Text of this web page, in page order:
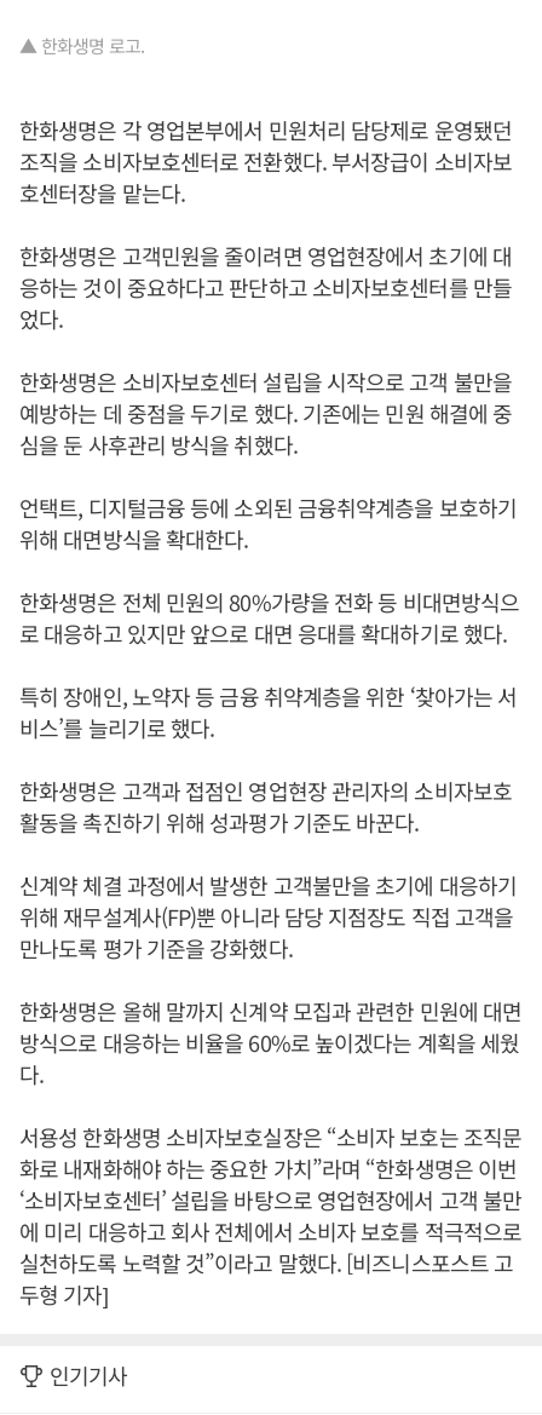
▲ 한화생명 로고.
한화생명은 각 영업본부에서 민원처리 담당제로 운영됐던
조직을 소비자보호센터로 전환했다. 부서장급이 소비자보
호센터장을 맡는다.
한화생명은 고객민원을 줄이려면 영업현장에서 초기에 대
응하는 것이 중요하다고 판단하고 소비자보호센터를 만들
었다.
한화생명은 소비자보호센터 설립을 시작으로 고객 불만을
예방하는 데 중점을 두기로 했다. 기존에는 민원 해결에 중
심을 둔 사후관리 방식을 취했다.
언택트, 디지털금융 등에 소외된 금융취약계층을 보호하기
위해 대면방식을 확대한다.
한화생명은 전체 민원의 80%가량을 전화 등 비대면방식으
로 대응하고 있지만 앞으로 대면 응대를 확대하기로 했다.
특히 장애인, 노약자 등 금융 취약계층을 위한 ‘찾아가는 서
비스’를 늘리기로 했다.
한화생명은 고객과 접점인 영업현장 관리자의 소비자보호
활동을 촉진하기 위해 성과평가 기준도 바꾼다.
신계약 체결 과정에서 발생한 고객불만을 초기에 대응하기
위해 재무설계사(FP)뿐 아니라 담당 지점장도 직접 고객을
만나도록 평가 기준을 강화했다.
한화생명은 올해 말까지 신계약 모집과 관련한 민원에 대면
방식으로 대응하는 비율을 60%로 높이겠다는 계획을 세웠
다.
서용성 한화생명 소비자보호실장은 “소비자 보호는 조직문
화로 내재화해야 하는 중요한 가치”라며 “한화생명은 이번
‘소비자보호센터’ 설립을 바탕으로 영업현장에서 고객 불만
에 미리 대응하고 회사 전체에서 소비자 보호를 적극적으로
실천하도록 노력할 것”이라고 말했다. [비즈니스포스트 고
두형 기자]
인기기사